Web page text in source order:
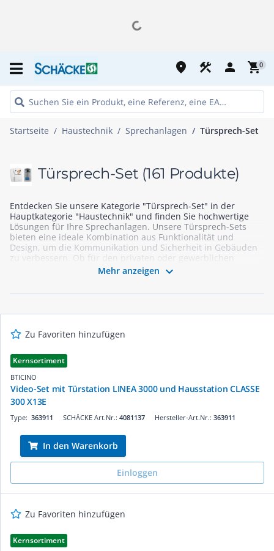
place construction person shopping_cart0
Startseite Haustechnik Sprechanlagen Türsprech-Set
Türsprech-Set (161 Produkte)
Entdecken Sie unsere Kategorie "Türsprech-Set" in der
Hauptkategorie "Haustechnik" und finden Sie hochwertige
Lösungen für Ihre Sprechanlagen. Unsere Türsprech-Sets
bieten eine ideale Kombination aus Funktionalität und
Design, um die Kommunikation und Sicherheit in Gebäuden
zu verbessern. Ob für den privaten oder gewerblichen
Einsatz – bei uns finden Sie Produkte, die Ihren
Anforderungen gerecht werden. Profitieren Sie von
Sets!
Mehr anzeigen 
Zu Favoriten hinzufügen
Kernsortiment
BTICINO
Video-Set mit Türstation LINEA 3000 und Hausstation CLASSE
300 X13E
SCHÄCKE Art.Nr.: 4081137
Type: 363911 Hersteller-Art.Nr.: 363911
In den Warenkorb
Einloggen
Zu Favoriten hinzufügen
Kernsortiment